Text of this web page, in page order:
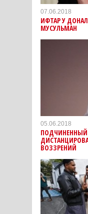
07.06.2018
ИФТАР У
МУСУЛЬМАН
05.06.2018
ПОДЧИНЕННЫЙ
ВОЗЗРЕНИЙ